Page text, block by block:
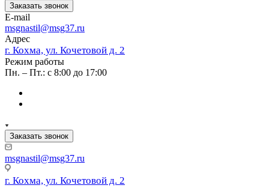
Заказать звонок
E-mail
msgnastil@msg37.ru
Адрес
г. Кохма, ул. Кочетовой д. 2
Режим работы
Пн. – Пт.: с 8:00 до 17:00
Заказать звонок
msgnastil@msg37.ru
г. Кохма, ул. Кочетовой д. 2